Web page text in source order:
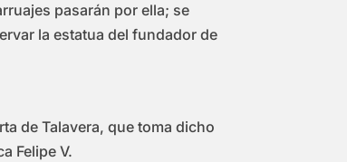
pasarán por ella; se
la estatua del fundador de
de Talavera, que toma dicho
Felipe V.